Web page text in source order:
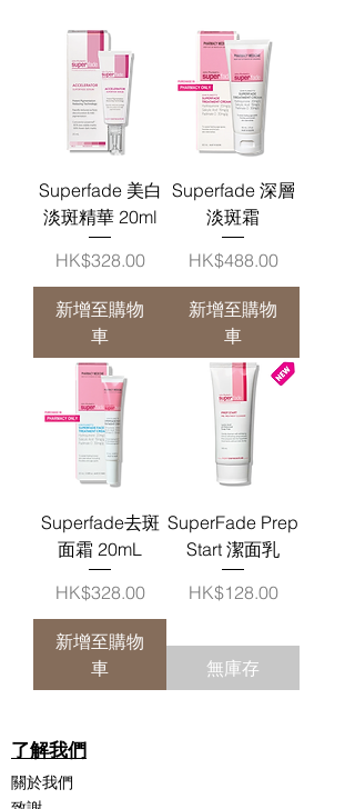
Superfade 美白
淡斑精華 20ml
價格
HK$328.00
新增至購物
車
Superfade 深層
淡斑霜
價格
HK$488.00
新增至購物
車
Superfade去斑
面霜 20mL
價格
HK$328.00
新增至購物
車
SuperFade Prep
Start 潔面乳
價格
HK$128.00
無庫存
了解我們
關於我們